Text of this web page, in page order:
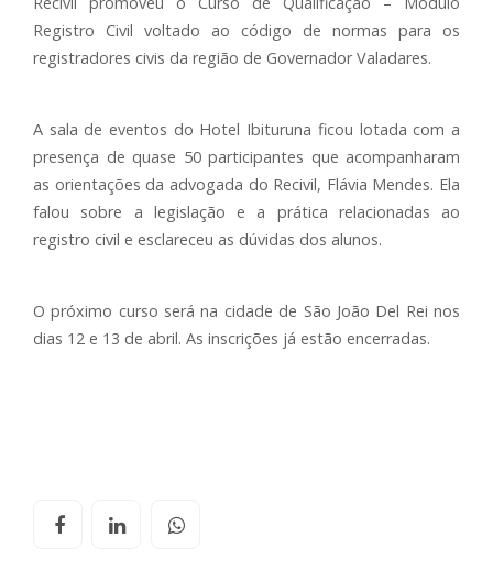
Registro Civil voltado ao código de normas para os
registradores civis da região de Governador Valadares.
A sala de eventos do Hotel Ibituruna ficou lotada com a
presença de quase 50 participantes que acompanharam
as orientações da advogada do Recivil, Flávia Mendes. Ela
falou sobre a legislação e a prática relacionadas ao
registro civil e esclareceu as dúvidas dos alunos.
O próximo curso será na cidade de São João Del Rei nos
dias 12 e 13 de abril. As inscrições já estão encerradas.